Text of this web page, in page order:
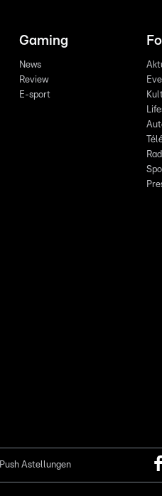
Gaming
News
Review
E-sport
Push Astellungen